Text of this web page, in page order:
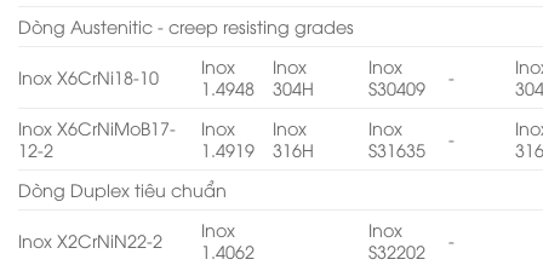
Dòng Austenitic - creep resisting grades
Inox X6CrNi18-10
Inox
1.4948
Inox
304H
Inox
S30409
-
Inox X6CrNiMoB17-
12-2
Inox
1.4919
Inox
316H
Inox
S31635
-
Dòng Duplex tiêu chuẩn
Inox X2CrNiN22-2
Inox
1.4062
Inox
S32202
-